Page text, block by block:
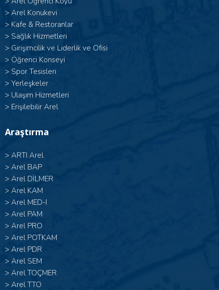
> Arel Konukevi
> Kafe & Restoranlar
> Sağlık Hizmetleri
> Girişimcilik ve Liderlik ve Ofisi
> Öğrenci Konseyi
> Spor Tesisleri
> Yerleşkeler
> Ulaşım Hizmetleri
> Erişilebilir Arel
Araştırma
> ARTI Arel
> Arel BAP
> Arel DİLMER
> Arel KAM
> Arel MED-I
> Arel PAM
> Arel PRO
> Arel POTKAM
> Arel PDR
> Arel SEM
> Arel TOÇMER
> Arel TTO